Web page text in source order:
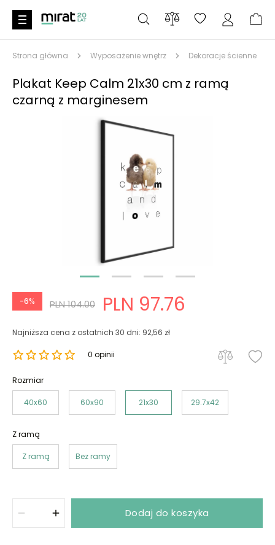
Strona główna Wyposażenie wnętrz Dekoracje ścienne
Plakat Keep Calm 21x30 cm z ramą
czarną z marginesem
-6% PLN 104.00 PLN 97.76
Najniższa cena z ostatnich 30 dni: 92,56 zł
0 opinii
Rozmiar
40x60 60x90 21x30 29.7x42
Z ramą
Z ramą Bez ramy
Dodaj do koszyka